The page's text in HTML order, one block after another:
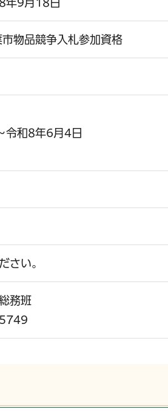
年9月18日
物品競争入札参加資格
令和8年6月4日
さい。
務班